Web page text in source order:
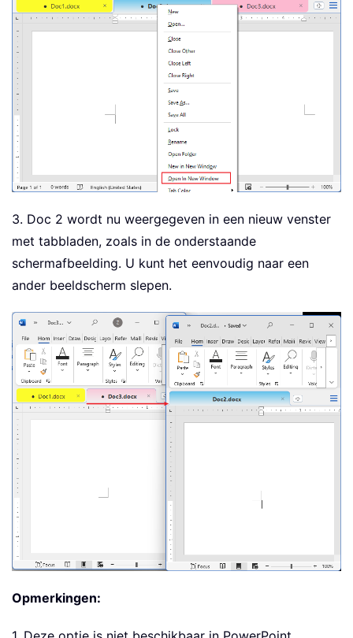
3. Doc 2 wordt nu weergegeven in een nieuw venster
met tabbladen, zoals in de onderstaande
schermafbeelding. U kunt het eenvoudig naar een
ander beeldscherm slepen.
Opmerkingen: